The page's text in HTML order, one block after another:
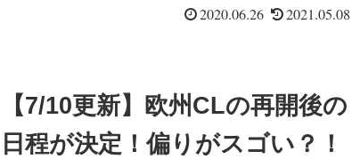
2020.06.26 2021.05.08
【7/10更新】欧州CLの再開後の
日程が決定！偏りがスゴい？！